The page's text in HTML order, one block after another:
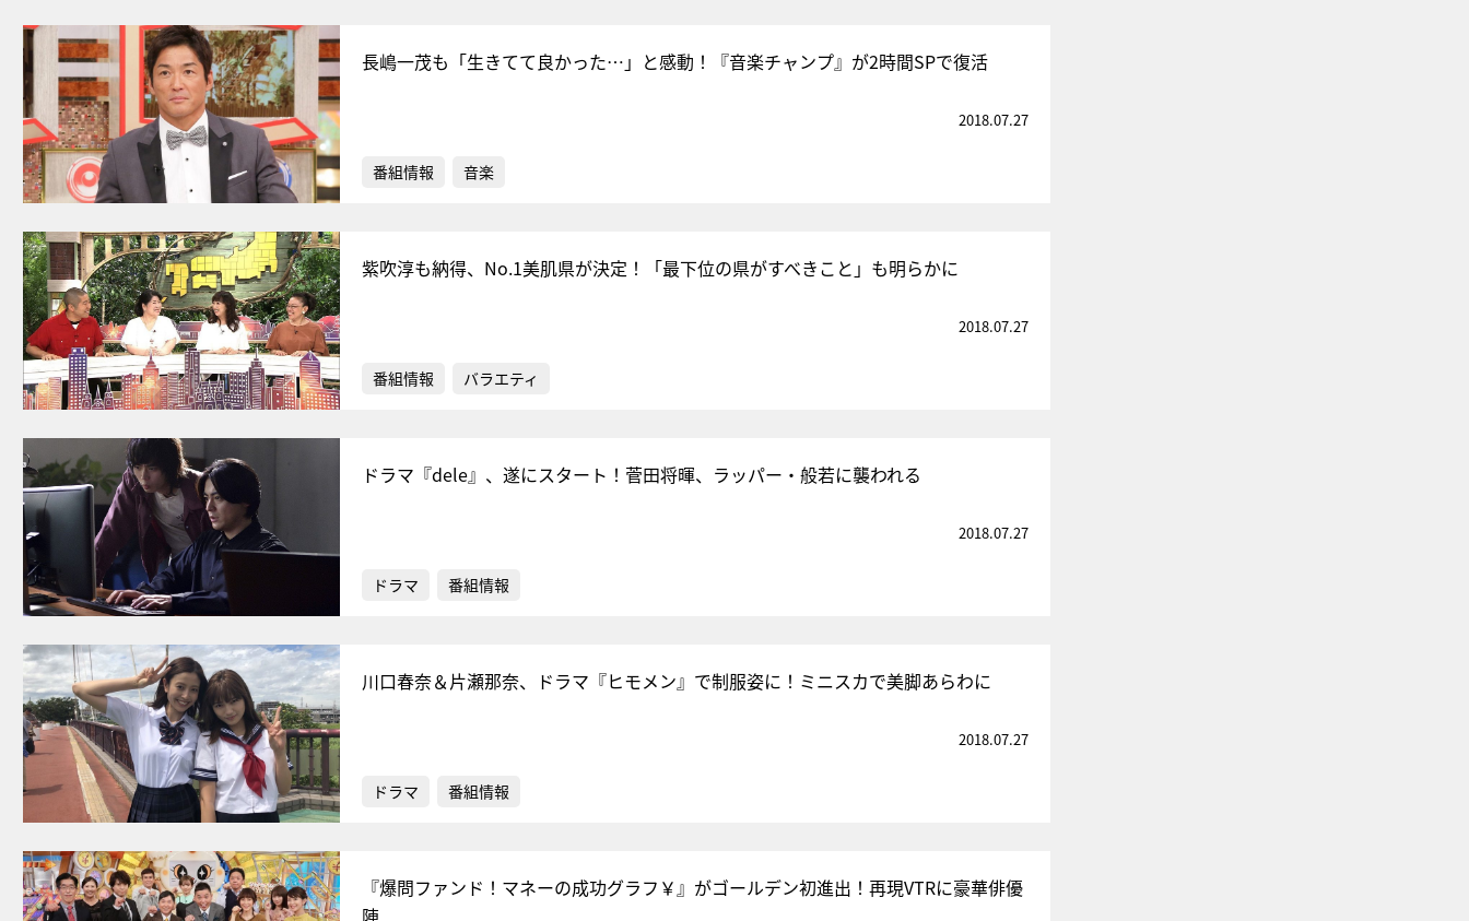
長嶋一茂も「生きてて良かった…」と感動！『音楽チャンプ』が2時間SPで復活
2018.07.27
番組情報 音楽
紫吹淳も納得、No.1美肌県が決定！「最下位の県がすべきこと」も明らかに
2018.07.27
番組情報 バラエティ
ドラマ『dele』、遂にスタート！菅田将暉、ラッパー・般若に襲われる
2018.07.27
ドラマ 番組情報
川口春奈＆片瀬那奈、ドラマ『ヒモメン』で制服姿に！ミニスカで美脚あらわに
2018.07.27
ドラマ 番組情報
『爆問ファンド！マネーの成功グラフ￥』がゴールデン初進出！再現VTRに豪華俳優
陣